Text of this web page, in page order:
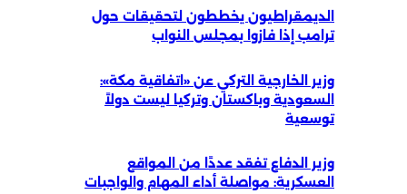
الديمقراطيون يخططون لتحقيقات حول
ترامب إذا فازوا بمجلس النواب
وزير الخارجية التركي عن «اتفاقية مكة»:
السعودية وباكستان وتركيا ليست دولاً
توسعية
وزير الدفاع تفقد عددًا من المواقع
العسكرية: مواصلة أداء المهام والواجبات